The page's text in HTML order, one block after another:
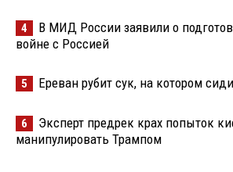
4
В МИД России заявили о
войне с Россией
5 Ереван рубит сук, на котором
6
Эксперт предрек крах попыток
манипулировать Трампом